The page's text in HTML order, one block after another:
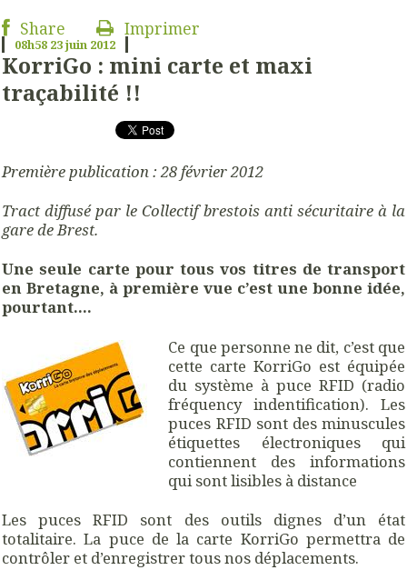
Share Imprimer
08h58 23juin 2012
KorriGo : mini carte et maxi
traçabilité !!
Première publication : 28 février 2012
Tract diffusé par le Collectif brestois anti sécuritaire à la
gare de Brest.
Une seule carte pour tous vos titres de transport
en Bretagne, à première vue c’est une bonne idée,
pourtant….
Ce que personne ne dit, c’est que
cette carte KorriGo est équipée
du système à puce RFID (radio
fréquency indentification). Les
puces RFID sont des minuscules
étiquettes électroniques qui
contiennent des informations
qui sont lisibles à distance
Les puces RFID sont des outils dignes d’un état
totalitaire. La puce de la carte KorriGo permettra de
contrôler et d’enregistrer tous nos déplacements.